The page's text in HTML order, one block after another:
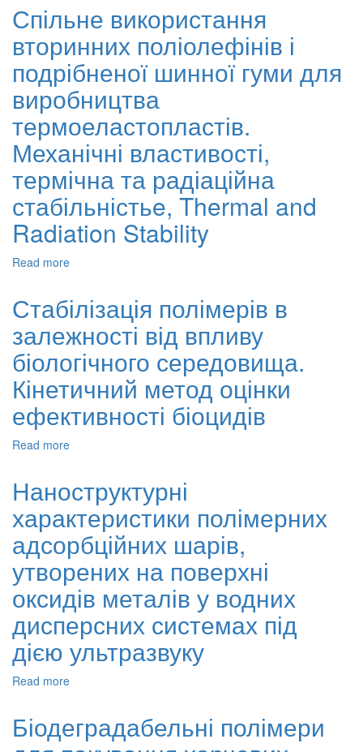
плівкових
на
основі
сумішей
поліаміду
з
полівінілпіролідоном
Спільне використання
вторинних поліолефінів і
подрібненої шинної гуми для
виробництва
термоеластопластів.
Механічні властивості,
термічна та радіаційна
стабільністьe, Thermal and
Radiation Stability
Read more
вторинних
поліолефінів
і
подрібненої
шинної
гуми
для
виробництва
термічна
та
радіаційна
стабільністьe,
Thermal
and
Radiation
Stability
Стабілізація полімерів в
залежності від впливу
біологічного середовища.
Кінетичний метод оцінки
ефективності біоцидів
Read more
в
залежності
від
впливу
біологічного
середовища.
Кінетичний
метод
оцінки
ефективності
біоцидів
Наноструктурні
характеристики полімерних
адсорбційних шарів,
утворених на поверхні
оксидів металів у водних
дисперсних системах під
дією ультразвуку
Read more
полімерних
адсорбційних
Біодеградабельні полімери